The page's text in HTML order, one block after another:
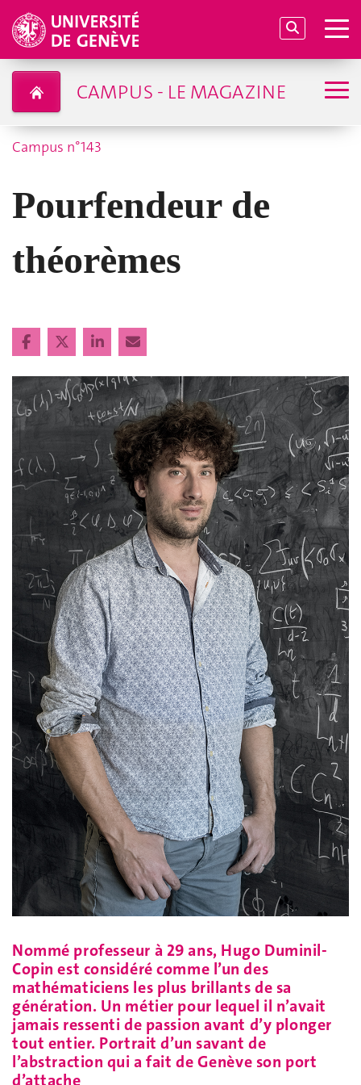
CAMPUS - LE MAGAZINE
Campus n°143
Pourfendeur de
théorèmes
Nommé professeur à 29 ans, Hugo Duminil-
Copin est considéré comme l’un des
mathématiciens les plus brillants de sa
génération. Un métier pour lequel il n’avait
jamais ressenti de passion avant d’y plonger
tout entier. Portrait d’un savant de
l’abstraction qui a fait de Genève son port
d’attache